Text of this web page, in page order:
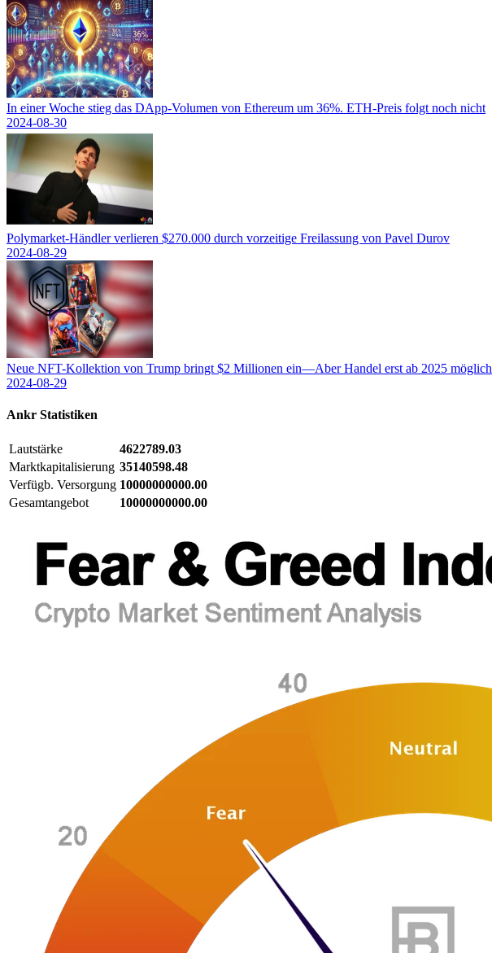
In einer Woche stieg das DApp-Volumen von Ethereum um 36%. ETH-Preis folgt noch nicht
2024-08-30
Polymarket-Händler verlieren $270.000 durch vorzeitige Freilassung von Pavel Durov
2024-08-29
Neue NFT-Kollektion von Trump bringt $2 Millionen ein—Aber Handel erst ab 2025 möglich
2024-08-29
Ankr Statistiken
Lautstärke
4622789.03
Marktkapitalisierung 35140598.48
Verfügb. Versorgung 10000000000.00
Gesamtangebot
10000000000.00